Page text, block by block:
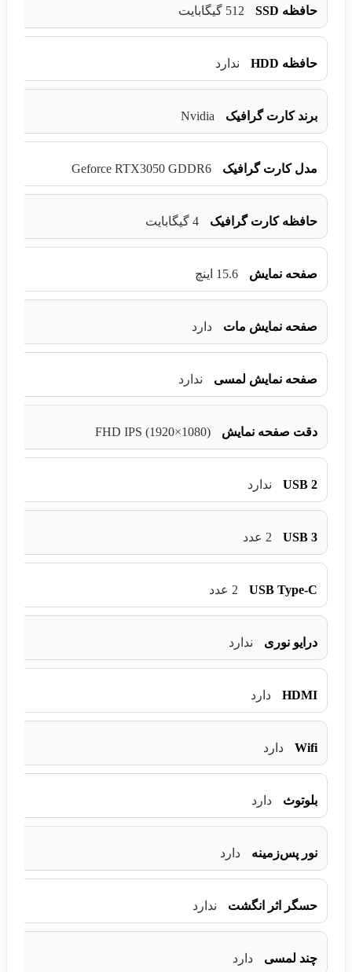
حافظه SSD 512 گیگابایت
حافظه HDD ندارد
برند کارت گرافیک Nvidia
مدل کارت گرافیک Geforce RTX3050 GDDR6
حافظه کارت گرافیک 4 گیگابایت
صفحه نمایش 15.6 اینچ
صفحه نمایش مات دارد
صفحه نمایش لمسی ندارد
دقت صفحه نمایش FHD IPS (1920×1080)
USB 2 ندارد
USB 3 2 عدد
USB Type-C 2 عدد
درایو نوری ندارد
HDMI دارد
Wifi دارد
بلوتوث دارد
نور پس‌زمینه دارد
حسگر اثر انگشت ندارد
چند لمسی دارد